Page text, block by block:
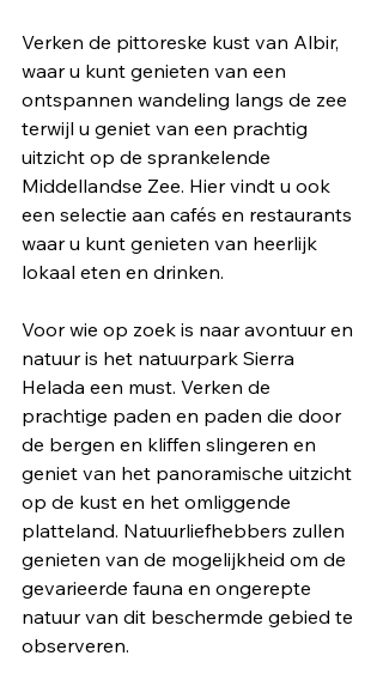
Verken de pittoreske kust van Albir,
waar u kunt genieten van een
ontspannen wandeling langs de zee
terwijl u geniet van een prachtig
uitzicht op de sprankelende
Middellandse Zee. Hier vindt u ook
een selectie aan cafés en restaurants
waar u kunt genieten van heerlijk
lokaal eten en drinken.
Voor wie op zoek is naar avontuur en
natuur is het natuurpark Sierra
Helada een must. Verken de
prachtige paden en paden die door
de bergen en kliffen slingeren en
geniet van het panoramische uitzicht
op de kust en het omliggende
platteland. Natuurliefhebbers zullen
genieten van de mogelijkheid om de
gevarieerde fauna en ongerepte
natuur van dit beschermde gebied te
observeren.